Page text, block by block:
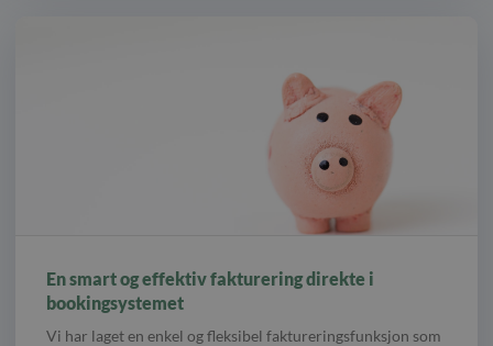
En smart og effektiv fakturering direkte i
bookingsystemet
Vi har laget en enkel og fleksibel faktureringsfunksjon som